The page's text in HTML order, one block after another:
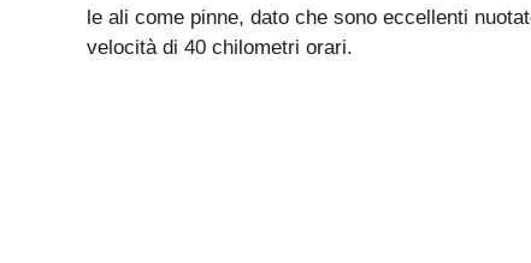
le ali come pinne, dato che sono eccellenti
velocità di 40 chilometri orari.